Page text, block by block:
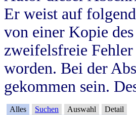
Er weist auf
von einer Kopie
zweifelsfreie
worden. Bei der
gekommen sein.
Alles Suchen Auswahl Detail